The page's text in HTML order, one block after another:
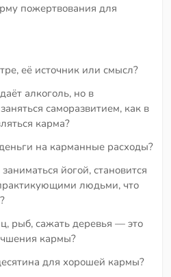
пожертвования для
её источник или смысл?
алкоголь, но в
саморазвитием, как в
карма?
на карманные расходы?
йогой, становится
людьми, что
рыб, сажать деревья — это
кармы?
для хорошей кармы?